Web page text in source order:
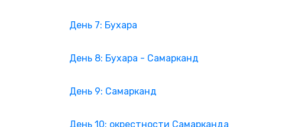
День 7: Бухара
День 8: Бухара - Самарканд
День 9: Самарканд
День 10: окрестности Самарканда